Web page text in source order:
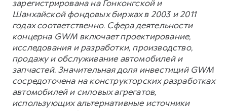
зарегистрирована на Гонконгской и
Шанхайской фондовых биржах в 2003 и 2011
годах соответственно. Сфера деятельности
концерна GWM включает проектирование,
исследования и разработки, производство,
продажу и обслуживание автомобилей и
запчастей. Значительная доля инвестиций GWM
сосредоточена на конструкторских разработках
автомобилей и силовых агрегатов,
использующих альтернативные источники